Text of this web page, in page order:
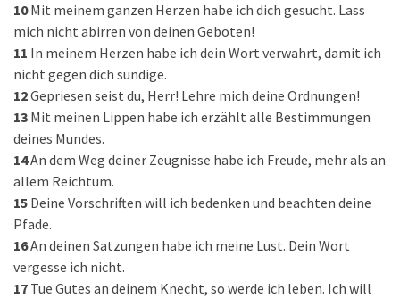
10 Mit meinem ganzen Herzen habe ich dich gesucht. Lass
mich nicht abirren von deinen Geboten!
11 In meinem Herzen habe ich dein Wort verwahrt, damit ich
nicht gegen dich sündige.
12Gepriesen seist du, Herr! Lehre mich deine Ordnungen!
13 Mit meinen Lippen habe ich erzählt alle Bestimmungen
deines Mundes.
14An dem Weg deiner Zeugnisse habe ich Freude, mehr als an
allem Reichtum.
15 Deine Vorschriften will ich bedenken und beachten deine
Pfade.
16An deinen Satzungen habe ich meine Lust. Dein Wort
vergesse ich nicht.
17 Tue Gutes an deinem Knecht, so werde ich leben. Ich will